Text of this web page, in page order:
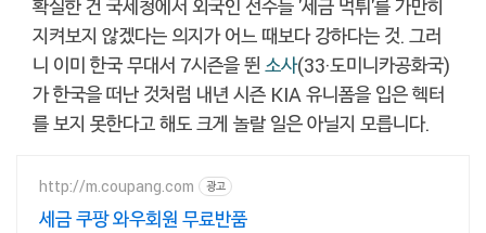
확실한 건 국세청에서 외국인 선수들 '세금 먹튀'를 가만히
지켜보지 않겠다는 의지가 어느 때보다 강하다는 것. 그러
니 이미 한국 무대서 7시즌을 뛴 소사(33·도미니카공화국)
가 한국을 떠난 것처럼 내년 시즌 KIA 유니폼을 입은 헥터
를 보지 못한다고 해도 크게 놀랄 일은 아닐지 모릅니다.
http://m.coupang.com 광고
세금 쿠팡 와우회원 무료반품